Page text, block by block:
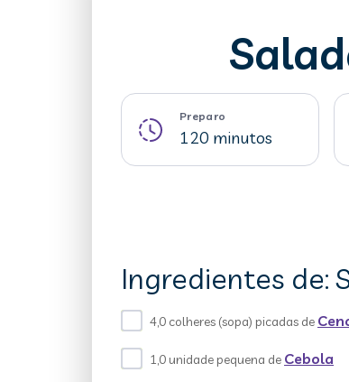
Preparo
120 minutos
Ingredientes de:
4,0 colheres (sopa) picadas de
1,0 unidade pequena de Cebola